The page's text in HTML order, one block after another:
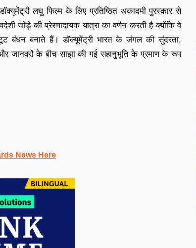
लघु फिल्म के लिए प्रतिष्ठित अकादमी पुरस्कार से
जोड़े की प्रेरणादायक यात्रा का वर्णन करती है क्योंकि वे
बनाते हैं। डॉक्यूमेंट्री भारत के जंगल की सुंदरता,
जानवरों के बीच साझा की गई सहानुभूति के प्रमाण के रूप
News Here